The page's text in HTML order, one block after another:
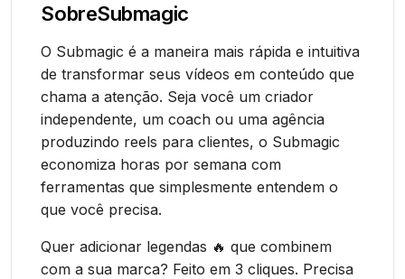
SobreSubmagic
O Submagic é a maneira mais rápida e intuitiva
de transformar seus vídeos em conteúdo que
chama a atenção. Seja você um criador
independente, um coach ou uma agência
produzindo reels para clientes, o Submagic
economiza horas por semana com
ferramentas que simplesmente entendem o
que você precisa.
Quer adicionar legendas 🔥 que combinem
com a sua marca? Feito em 3 cliques. Precisa